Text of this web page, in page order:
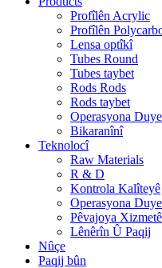
Profîlên Acrylic
Profîlên
Lensa optîkî
Tubes Round
Tubes taybet
Rods Rods
Rods taybet
Operasyona
Bikaranînî
Teknolocî
Raw Materials
R & D
Kontrola Kalîteyê
Operasyona
Pêvajoya Xizmetê
Lênêrîn Û Paqij
Nûçe
Paqij bûn